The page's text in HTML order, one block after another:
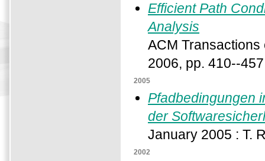
Efficient Path
Analysis
ACM
2006, pp. 410--
2005
Pfadbedingungen
der
January 2005 : T.
2002